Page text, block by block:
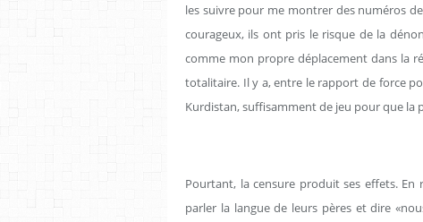
les suivre pour me montrer des numéros
courageux, ils ont pris le risque de la
comme mon propre déplacement dans la
totalitaire. Il y a, entre le rapport de force
Kurdistan, suffisamment de jeu pour que la
Pourtant, la censure produit ses effets.
parler la langue de leurs pères et dire